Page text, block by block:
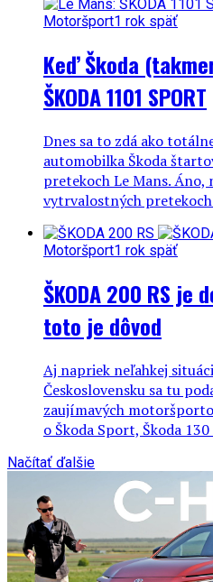
Motoršport1 rok späť
Keď Škoda
ŠKODA 1101 SPORT
Dnes sa to zdá ako
automobilka Škoda
pretekoch Le Mans. Áno,
vytrvalostných
Motoršport1 rok späť
ŠKODA 200 RS je
toto je dôvod
Aj napriek neľahkej
Československu sa tu
zaujímavých
o Škoda Sport, Škoda 130
Načítať ďalšie